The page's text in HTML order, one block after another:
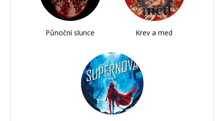
Půnoční slunce Krev a med